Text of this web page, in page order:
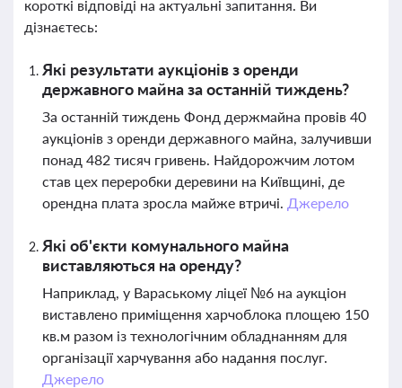
короткі відповіді на актуальні запитання. Ви
дізнаєтесь:
Які результати аукціонів з оренди
державного майна за останній тиждень?
За останній тиждень Фонд держмайна провів 40
аукціонів з оренди державного майна, залучивши
понад 482 тисяч гривень. Найдорожчим лотом
став цех переробки деревини на Київщині, де
орендна плата зросла майже втричі. Джерело
Які об'єкти комунального майна
виставляються на оренду?
Наприклад, у Вараському ліцеї №6 на аукціон
виставлено приміщення харчоблока площею 150
кв.м разом із технологічним обладнанням для
організації харчування або надання послуг.
Джерело